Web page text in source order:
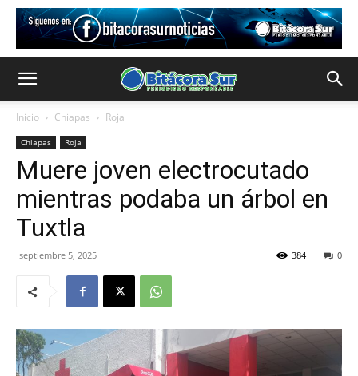
Inicio Chiapas Roja
Chiapas Roja
Muere joven electrocutado
mientras podaba un árbol en
Tuxtla
septiembre 5, 2025 0
384